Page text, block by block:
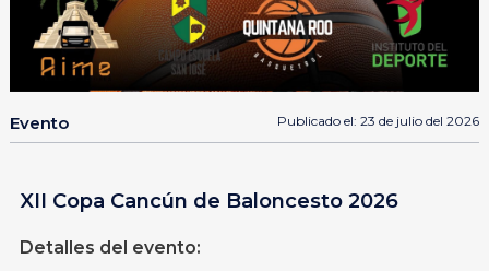
Evento Publicado el: 23 de julio del 2026
XII Copa Cancún de Baloncesto 2026
Detalles del evento: